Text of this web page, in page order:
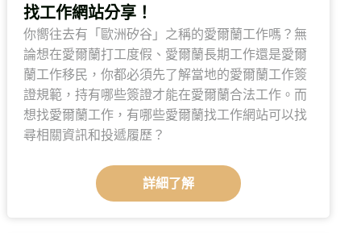
找工作網站分享！
你嚮往去有「歐洲矽谷」之稱的愛爾蘭工作嗎？無
論想在愛爾蘭打工度假、愛爾蘭長期工作還是愛爾
蘭工作移民，你都必須先了解當地的愛爾蘭工作簽
證規範，持有哪些簽證才能在愛爾蘭合法工作。而
想找愛爾蘭工作，有哪些愛爾蘭找工作網站可以找
尋相關資訊和投遞履歷？
詳細了解